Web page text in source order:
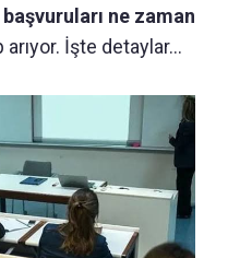
başvuruları ne zaman
İşte detaylar...